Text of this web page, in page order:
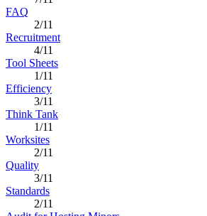
FAQ
2/11
Recruitment
4/11
Tool Sheets
1/11
Efficiency
3/11
Think Tank
1/11
Worksites
2/11
Quality
3/11
Standards
2/11